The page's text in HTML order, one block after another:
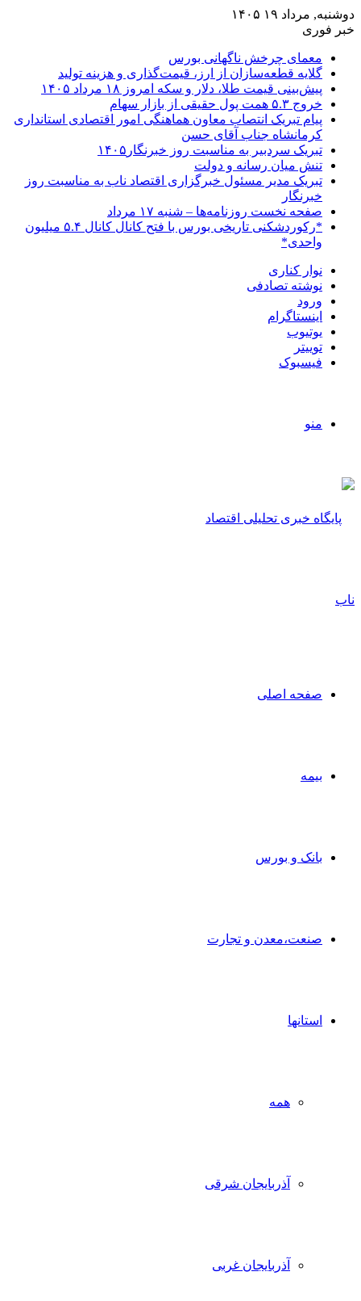
دوشنبه, مرداد ۱۹ ۱۴۰۵
خبر فوری
معمای چرخش ناگهانی بورس
گلایه قطعه‌سازان از ارز، قیمت‌گذاری و هزینه تولید
پیش‌بینی قیمت طلا، دلار و سکه امروز ۱۸ مرداد ۱۴۰۵
خروج ۵.۳ همت پول حقیقی از بازار سهام
پیام تبریک انتصاب معاون هماهنگی امور اقتصادی استانداری
کرمانشاه جناب آقای حسن
تبریک سردبیر به مناسبت روز خبرنگار۱۴۰۵
تنش میان رسانه و دولت
تبریک مدیر مسئول خبرگزاری اقتصاد ناب به مناسبت روز
خبرنگار
صفحه نخست روزنامه‌ها – شنبه ۱۷ مرداد
*رکوردشکنی تاریخی بورس با فتح کانال کانال ۵.۴ میلیون
واحدی*
نوار کناری
نوشته تصادفی
ورود
اینستاگرام
یوتیوب
توییتر
فیسبوک
منو
صفحه اصلی
بیمه
بانک و بورس
صنعت،معدن و تجارت
استانها
همه
آذربایجان شرقی
آذربایجان غربی